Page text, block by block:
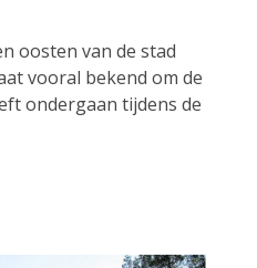
oosten van de stad
vooral bekend om de
ondergaan tijdens de